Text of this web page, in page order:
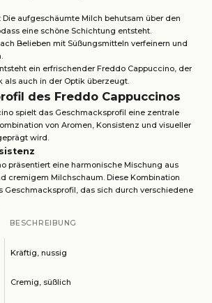
: Die aufgeschäumte Milch behutsam über den
eine schöne Schichtung entsteht.
Belieben mit Süßungsmitteln verfeinern und
ein erfrischender Freddo Cappuccino, der
als auch in der Optik überzeugt.
des Freddo Cappuccinos
spielt das Geschmacksprofil eine zentrale
von Aromen, Konsistenz und visueller
wird.
präsentiert eine harmonische Mischung aus
cremigem Milchschaum. Diese Kombination
Geschmacksprofil, das sich durch verschiedene
BESCHREIBUNG
Kräftig, nussig
Cremig, süßlich